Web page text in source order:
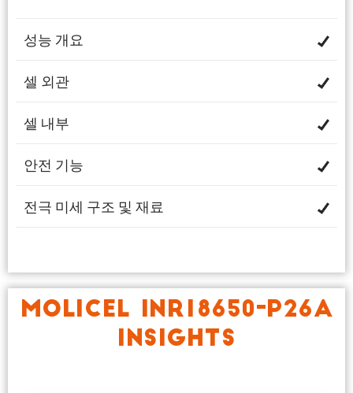
성능 개요
셀 외관
셀 내부
안전 기능
전극 미세 구조 및 재료
MOLICEL INR18650-P26A
INSIGHTS